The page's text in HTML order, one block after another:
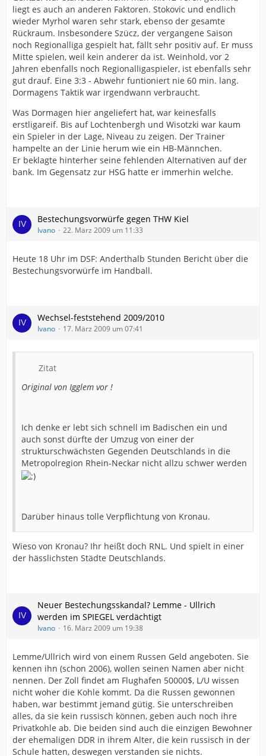
liegt es auch an anderen Faktoren. Stokovic und endlich
wieder Myrhol waren sehr stark, ebenso der gesamte
Rückraum. Insbesondere Szücz, der vergangene Saison
noch Regionalliga gespielt hat, fällt sehr positiv auf. Er muss
Mitte spielen, weil kein anderer da ist. Weinhold, vor 2
Jahren ebenfalls noch Regionalligaspieler, ist ebenfalls sehr
gut drauf. Eine 3:3 - Abwehr funtioniert nie 60 min. lang.
Dormagens Taktik war irgendwann verbraucht.
Was Dormagen hier angeliefert hat, war keinesfalls
erstligareif. Bis auf Lochtenbergh und Wisotzki war kaum
ein Spieler in der Lage, Niveau zu zeigen. Der Trainer
hampelte an der Linie herum wie ein HB-Männchen.
Er beklagte hinterher seine fehlenden Alternativen auf der
bank. Im Gegensatz zur HSG hatte er immerhin welche.
Bestechungsvorwürfe gegen THW Kiel
Ivano 22. März 2009 um 11:33
Heute 18 Uhr im DSF: Anderthalb Stunden Bericht über die
Bestechungsvorwürfe im Handball.
Wechsel-feststehend 2009/2010
Ivano 17. März 2009 um 07:41
Zitat
Original von Igglem vor !
Ich denke er lebt sich schnell im Badischen ein und
auch sonst dürfte der Umzug von einer der
strukturschwächsten Gegenden Deutschlands in die
Metropolregion Rhein-Neckar nicht allzu schwer werden
Darüber hinaus tolle Verpflichtung von Kronau.
Wieso von Kronau? Ihr heißt doch RNL. Und spielt in einer
der hässlichsten Städte Deutschlands.
Neuer Bestechungsskandal? Lemme - Ullrich
werden im SPIEGEL verdächtigt
Ivano 16. März 2009 um 19:38
Lemme/Ullrich wird von einem Russen Geld angeboten. Sie
kennen ihn (schon 2006), wollen seinen Namen aber nicht
nennen. Der Zoll findet am Flughafen 50000$, L/U wissen
nicht woher die Kohle kommt. Da die Russen gewonnen
haben, war bestimmt jemand gütig. Sie unterschreiben
alles, da sie kein russisch können, geben auch noch ihre
Privatkohle ab. Die beiden sind auch die einzigen Bewohner
der ehemaligen DDR in ihrem Alter, die kein russisch in der
Schule hatten, deswegen verstanden sie nichts.